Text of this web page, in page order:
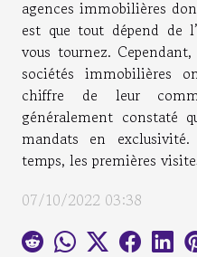
agences immobilières
est que tout dépend de
vous tournez.
sociétés immobilières
chiffre de leur
généralement constaté
mandats en
temps, les premières
07/10/2022 03:38